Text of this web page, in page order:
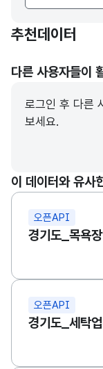
추천데이터
다른 사용자들이
로그인 후 다른
보세요.
이 데이터와 유사
오픈API
경기도_목욕
오픈API
경기도_세탁